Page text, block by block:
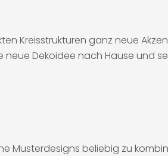
Kreisstrukturen ganz neue
Dekoidee nach Hause und
Musterdesigns beliebig zu